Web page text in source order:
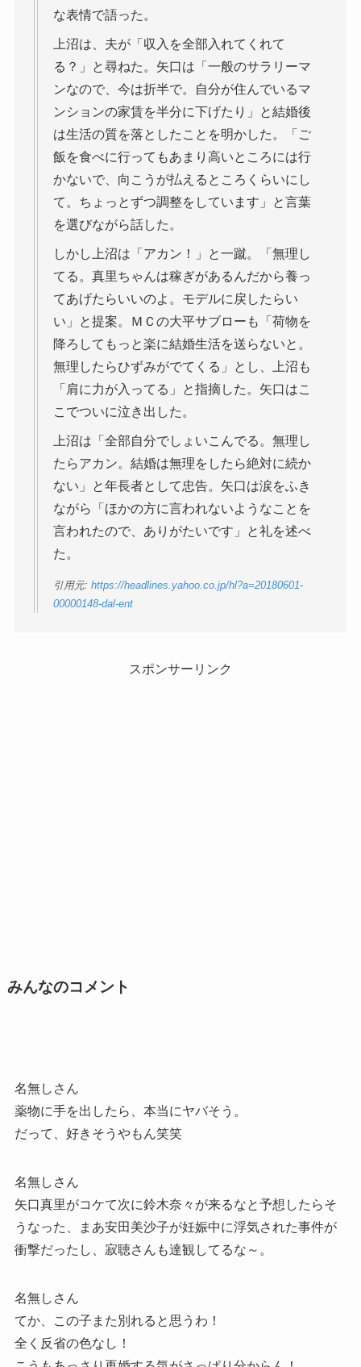
な表情で語った。
上沼は、夫が「収入を全部入れてくれて
る？」と尋ねた。矢口は「一般のサラリーマ
ンなので、今は折半で。自分が住んでいるマ
ンションの家賃を半分に下げたり」と結婚後
は生活の質を落としたことを明かした。「ご
飯を食べに行ってもあまり高いところには行
かないで、向こうが払えるところくらいにし
て。ちょっとずつ調整をしています」と言葉
を選びながら話した。
しかし上沼は「アカン！」と一蹴。「無理し
てる。真里ちゃんは稼ぎがあるんだから養っ
てあげたらいいのよ。モデルに戻したらい
い」と提案。ＭＣの大平サブローも「荷物を
降ろしてもっと楽に結婚生活を送らないと。
無理したらひずみがでてくる」とし、上沼も
「肩に力が入ってる」と指摘した。矢口はこ
こでついに泣き出した。
上沼は「全部自分でしょいこんでる。無理し
たらアカン。結婚は無理をしたら絶対に続か
ない」と年長者として忠告。矢口は涙をふき
ながら「ほかの方に言われないようなことを
言われたので、ありがたいです」と礼を述べ
た。
引用元: https://headlines.yahoo.co.jp/hl?a=20180601-
00000148-dal-ent
スポンサーリンク
みんなのコメント
名無しさん
薬物に手を出したら、本当にヤバそう。
だって、好きそうやもん笑笑
名無しさん
矢口真里がコケて次に鈴木奈々が来るなと予想したらそ
うなった、まあ安田美沙子が妊娠中に浮気された事件が
衝撃だったし、寂聴さんも達観してるな～。
名無しさん
てか、この子また別れると思うわ！
全く反省の色なし！